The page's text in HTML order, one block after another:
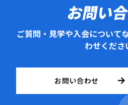
お問い
ご質問・見学や入会について
わせくださ
お問い合わせ